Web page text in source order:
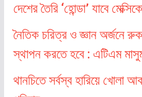
দেশের তৈরি ‘হোন্ডা’ যাবে
নৈতিক চরিত্র ও জ্ঞান অর্জনে
স্থাপন করতে হবে : এটিএম
থানচিতে সর্বস্ব হারিয়ে খোলা